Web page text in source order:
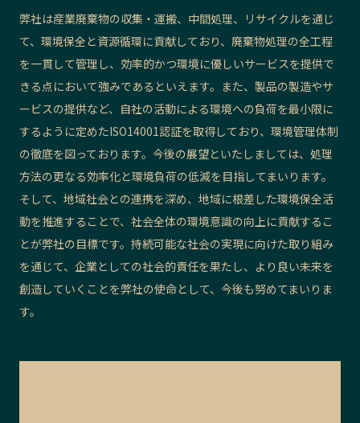
弊社は産業廃棄物の収集・運搬、中間処理、リサイクルを通じ
て、環境保全と資源循環に貢献しており、廃棄物処理の全工程
を一貫して管理し、効率的かつ環境に優しいサービスを提供で
きる点において強みであるといえます。また、 製品の製造やサ
ービスの提供など、自社の活動による環境への負荷を最小限に
するように定めたISO14001認証を取得しており、環境管理体制
の徹底を図っております。今後の展望といたしましては、処理
方法の更なる効率化と環境負荷の低減を目指してまいります。
そして、地域社会との連携を深め、地域に根差した環境保全活
動を推進することで、社会全体の環境意識の向上に貢献するこ
とが弊社の目標です。持続可能な社会の実現に向けた取り組み
を通じて、企業としての社会的責任を果たし、より良い未来を
創造していくことを弊社の使命として、今後も努めてまいりま
す。